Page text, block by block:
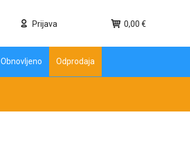
Prijava 0,00 €
Obnovljeno Odprodaja